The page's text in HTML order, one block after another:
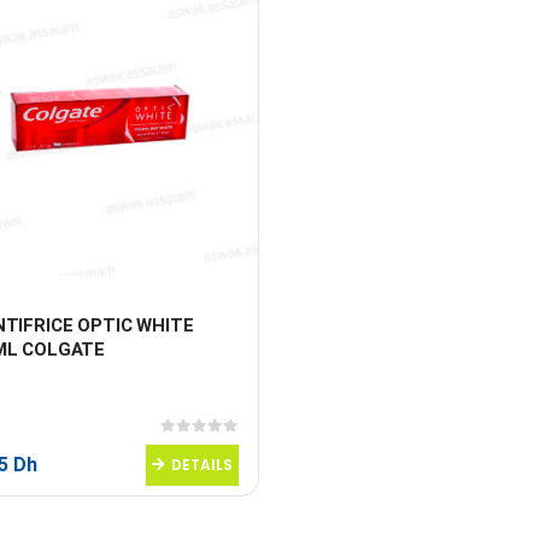
OPTIC WHITE
COLGATE
0sur 5
Dh DETAILS